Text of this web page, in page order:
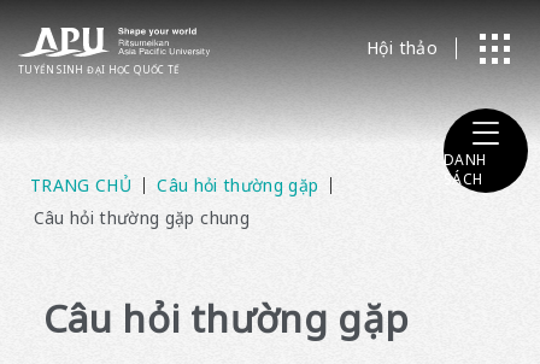
DANH
SÁCH
TUYỂN SINH ĐẠI HỌC ​ ​QUỐC TẾ
Hội thảo
TRANG CHỦ
Câu hỏi thường gặp
Câu hỏi thường gặp chung
Câu hỏi thường gặp